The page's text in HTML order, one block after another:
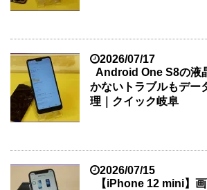
2026/07/17
Android One S8の液
かないトラブルもデー
理｜クイック岐阜
2026/07/15
【iPhone 12 mini】